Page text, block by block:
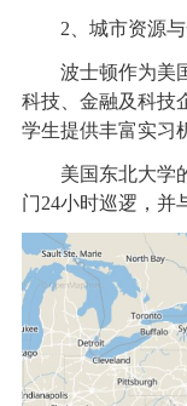
2、城市资源与
波士顿作为美国
科技、金融及科技
学生提供丰富实习
美国东北大学的
门24小时巡逻，并